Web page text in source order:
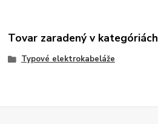
Tovar zaradený v kategóriách
Typové elektrokabeláže